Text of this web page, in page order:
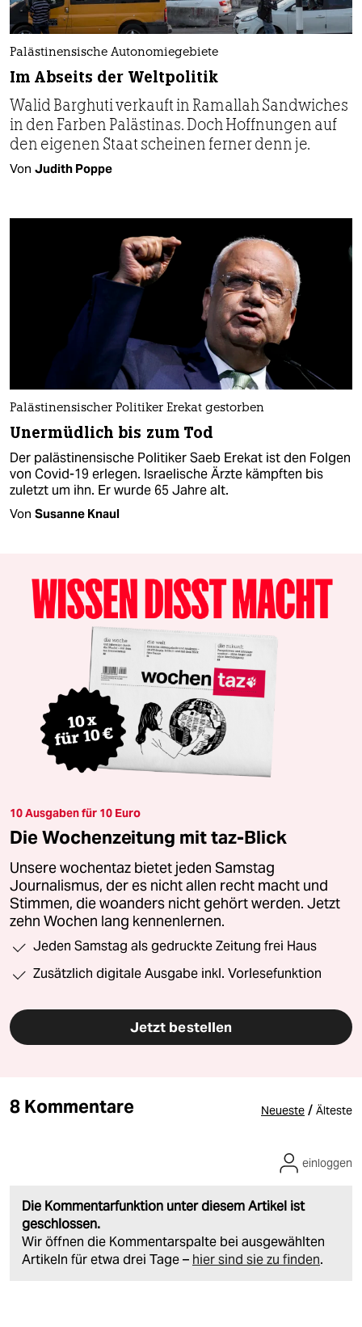
Palästinensische Autonomiegebiete
Im Abseits der Weltpolitik
Walid Barghuti verkauft in Ramallah Sand­wiches
in den Farben Palästinas. Doch Hoffnungen auf
den eigenen Staat scheinen ferner denn je.
Von Judith Poppe
Palästinensischer Politiker Erekat gestorben
Unermüdlich bis zum Tod
Der palästinensische Politiker Saeb Erekat ist den Folgen
von Covid-19 erlegen. Israelische Ärzte kämpften bis
zuletzt um ihn. Er wurde 65 Jahre alt.
Von Susanne Knaul
10 Ausgaben für 10 Euro
Die Wochenzeitung mit taz-Blick
Unsere wochentaz bietet jeden Samstag
Journalismus, der es nicht allen recht macht und
Stimmen, die woanders nicht gehört werden. Jetzt
zehn Wochen lang kennenlernen.
Jeden Samstag als gedruckte Zeitung frei Haus
Zusätzlich digitale Ausgabe inkl. Vorlesefunktion
Jetzt bestellen
8 Kommentare Neueste / Älteste
Die Kommentarfunktion unter diesem Artikel ist
geschlossen.
Wir öffnen die Kommentarspalte bei ausgewählten
Artikeln für etwa drei Tage – hier sind sie zu finden.
einloggen